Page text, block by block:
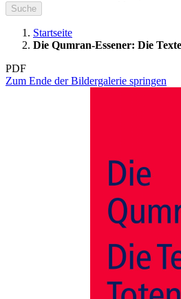
Suche
Startseite
Die Qumran-Essener: Die
PDF
Zum Ende der Bildergalerie springen